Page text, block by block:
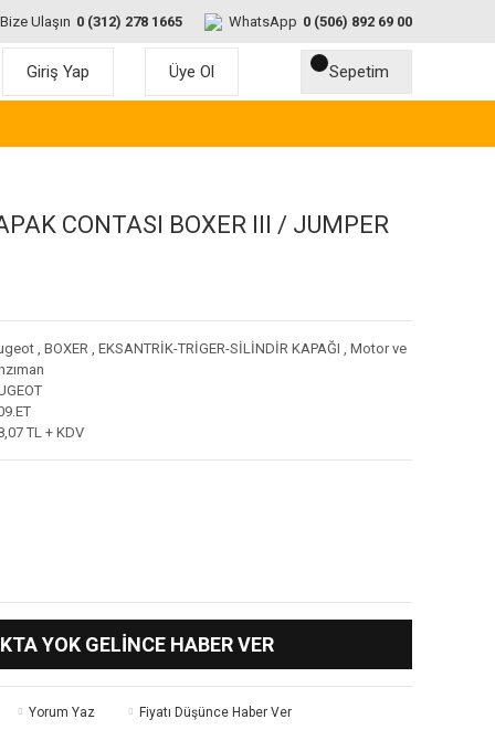
Bize Ulaşın 0 (312) 278 1665 WhatsApp 0 (506) 892 69 00
Giriş Yap Üye Ol Sepetim
CONTASI BOXER III / JUMPER
, BOXER , EKSANTRİK-TRİGER-SİLİNDİR KAPAĞI , Motor ve
TL + KDV
YOK GELINCE HABER VER
Yorum Yaz Fiyatı Düşünce Haber Ver